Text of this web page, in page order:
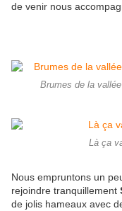
de venir nous
Brumes de la
Là ça
Nous empruntons un
rejoindre tranquillement
de jolis hameaux avec